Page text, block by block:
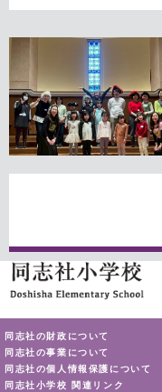
同志社の財政について
同志社の事業について
同志社の個人情報保護について
同志社小学校 関連リンク